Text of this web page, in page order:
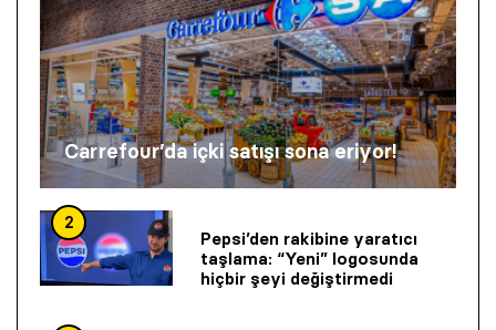
Carrefour’da içki satışı sona eriyor!
2
Pepsi’den rakibine yaratıcı
taşlama: “Yeni” logosunda
hiçbir şeyi değiştirmedi